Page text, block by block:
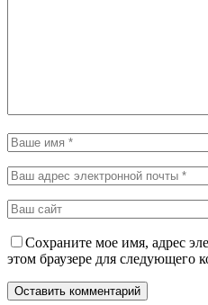
Сохраните мое имя, адрес
этом браузере для следующего